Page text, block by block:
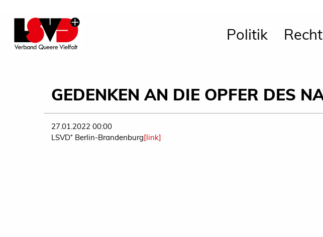
Politik Recht
GEDENKEN AN DIE OPFER DES
27.01.2022 00:00
LSVD⁺ Berlin-Brandenburg[link]